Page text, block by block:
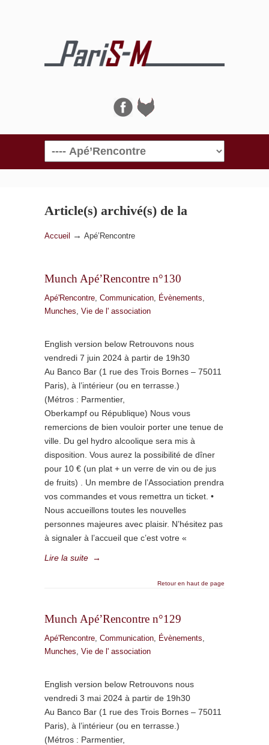
Navigation
Article(s) archivé(s) de la
catégorieApé’Rencontre
Accueil → Apé’Rencontre
Munch Apé’Rencontre n°130
Apé'Rencontre, Communication, Évènements,
Munches, Vie de l' association
English version below Retrouvons nous
vendredi 7 juin 2024 à partir de 19h30
Au Banco Bar (1 rue des Trois Bornes – 75011
Paris), à l’intérieur (ou en terrasse.)
(Métros : Parmentier,
Oberkampf ou République) Nous vous
remercions de bien vouloir porter une tenue de
ville. Du gel hydro alcoolique sera mis à
disposition. Vous aurez la possibilité de dîner
pour 10 € (un plat + un verre de vin ou de jus
de fruits) . Un membre de l’Association prendra
vos commandes et vous remettra un ticket. •
Nous accueillons toutes les nouvelles
personnes majeures avec plaisir. N’hésitez pas
à signaler à l’accueil que c’est votre «
Lire la suite →
Retour en haut de page
Munch Apé’Rencontre n°129
Apé'Rencontre, Communication, Évènements,
Munches, Vie de l' association
English version below Retrouvons nous
vendredi 3 mai 2024 à partir de 19h30
Au Banco Bar (1 rue des Trois Bornes – 75011
Paris), à l’intérieur (ou en terrasse.)
(Métros : Parmentier,